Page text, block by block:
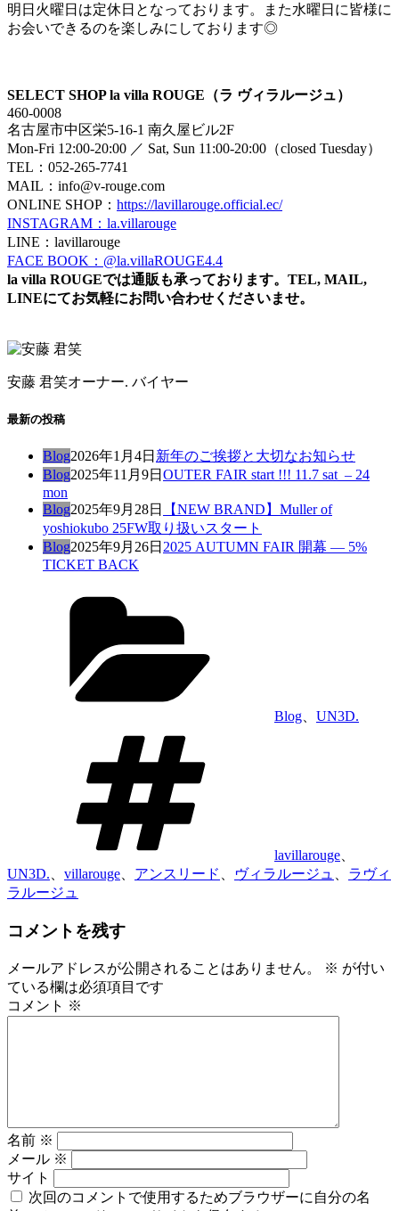
明日火曜日は定休日となっております。また水曜日に皆様に
お会いできるのを楽しみにしております◎
SELECT SHOP la villa ROUGE（ラ ヴィラルージュ）
460-0008
名古屋市中区栄5-16-1 南久屋ビル2F
Mon-Fri 12:00-20:00 ／ Sat, Sun 11:00-20:00（closed Tuesday）
TEL：052-265-7741
MAIL：info@v-rouge.com
ONLINE SHOP： https://lavillarouge.official.ec/
INSTAGRAM：la.villarouge
LINE：lavillarouge
FACE BOOK：@la.villaROUGE4.4
la villa ROUGEでは通販も承っております。TEL, MAIL,
LINEにてお気軽にお問い合わせくださいませ。
安藤 君笑オーナー. バイヤー
最新の投稿
Blog2026年1月4日 新年のご挨拶と大切なお知らせ
Blog2025年11月9日 OUTER FAIR start !!! 11.7 sat – 24
mon
Blog2025年9月28日
【NEW BRAND】Muller of
yoshiokubo 25FW取り扱いスタート
Blog2025年9月26日 2025 AUTUMN FAIR 開幕 — 5%
TICKET BACK
Blog
UN3D.
lavillarouge
UN3D.
villarouge アンスリード ヴィラルージュ
ラヴィ
ラルージュ
コメントを残す
メールアドレスが公開されることはありません。 ※ が付い
ている欄は必須項目です
コメント ※
名前 ※
メール ※
サイト
次回のコメントで使用するためブラウザーに自分の名